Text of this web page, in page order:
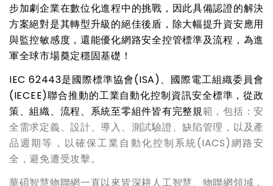
步加劇企業在數位化進程中的挑戰，因此具備認證的解決
方案絕對是其轉型升級的絕佳後盾，除大幅提升資安應用
與監控敏感度，還能優化網路安全控管標準及流程，為進
軍全球市場奠定穩固基礎！
IEC 62443是國際標準協會(ISA)、國際電工組織委員會
(IECEE)聯合推動的工業自動化控制資訊安全標準，從政
策、組織、流程、系統至零組件皆有完整規範，包括：安
全需求定義、設計、導入、測試驗證、缺陷管理，以及產
品週期等，以確保工業自動化控制系統(IACS)網路安
全，避免遭受攻擊。
華碩智慧物聯網一直以來皆深耕人工智慧、物聯網領域，